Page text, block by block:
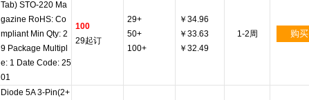
Tab) STO-220 Ma
gazine RoHS: Co
mpliant Min Qty: 2
9 Package Multipl
e: 1 Date Code: 25
01
100
29起订
29+
50+
100+
￥34.96
￥33.63
￥32.49
1-2周 购买
Diode 5A 3-Pin(2+